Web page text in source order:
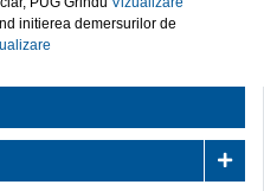
initierea demersurilor de